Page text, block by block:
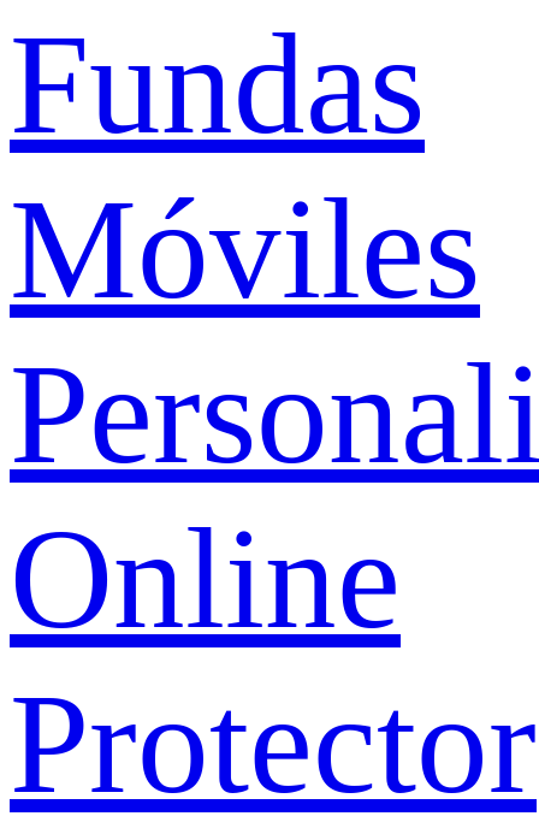
Fundas
Móviles
Online
Protector